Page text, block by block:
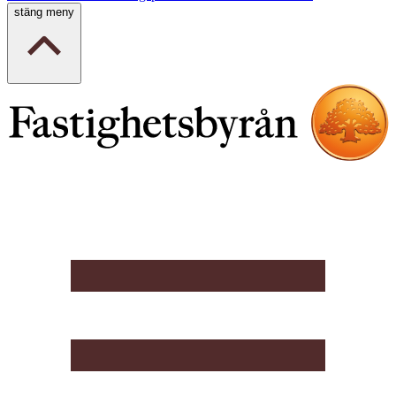
stäng meny